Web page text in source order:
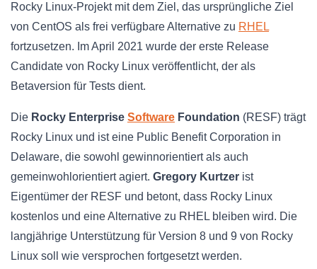
Rocky Linux-Projekt mit dem Ziel, das ursprüngliche Ziel
von CentOS als frei verfügbare Alternative zu RHEL
fortzusetzen. Im April 2021 wurde der erste Release
Candidate von Rocky Linux veröffentlicht, der als
Betaversion für Tests dient.
Die Rocky Enterprise Software Foundation (RESF) trägt
Rocky Linux und ist eine Public Benefit Corporation in
Delaware, die sowohl gewinnorientiert als auch
gemeinwohlorientiert agiert. Gregory Kurtzer ist
Eigentümer der RESF und betont, dass Rocky Linux
kostenlos und eine Alternative zu RHEL bleiben wird. Die
langjährige Unterstützung für Version 8 und 9 von Rocky
Linux soll wie versprochen fortgesetzt werden.